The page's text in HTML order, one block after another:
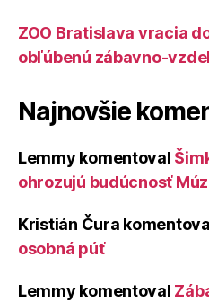
ZOO Bratislava vracia
obľúbenú zábavno-
Najnovšie
Lemmy komentoval
ohrozujú budúcnosť
Kristián Čura
osobná púť
Lemmy komentoval